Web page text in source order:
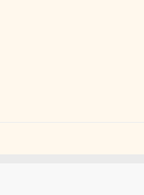
老板，一个每周来买伟
送门>>/threads/
人作品，架空文有完整